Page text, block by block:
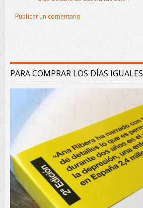
Publicar un comentario
PARA COMPRAR LOS DÍAS IGUALES